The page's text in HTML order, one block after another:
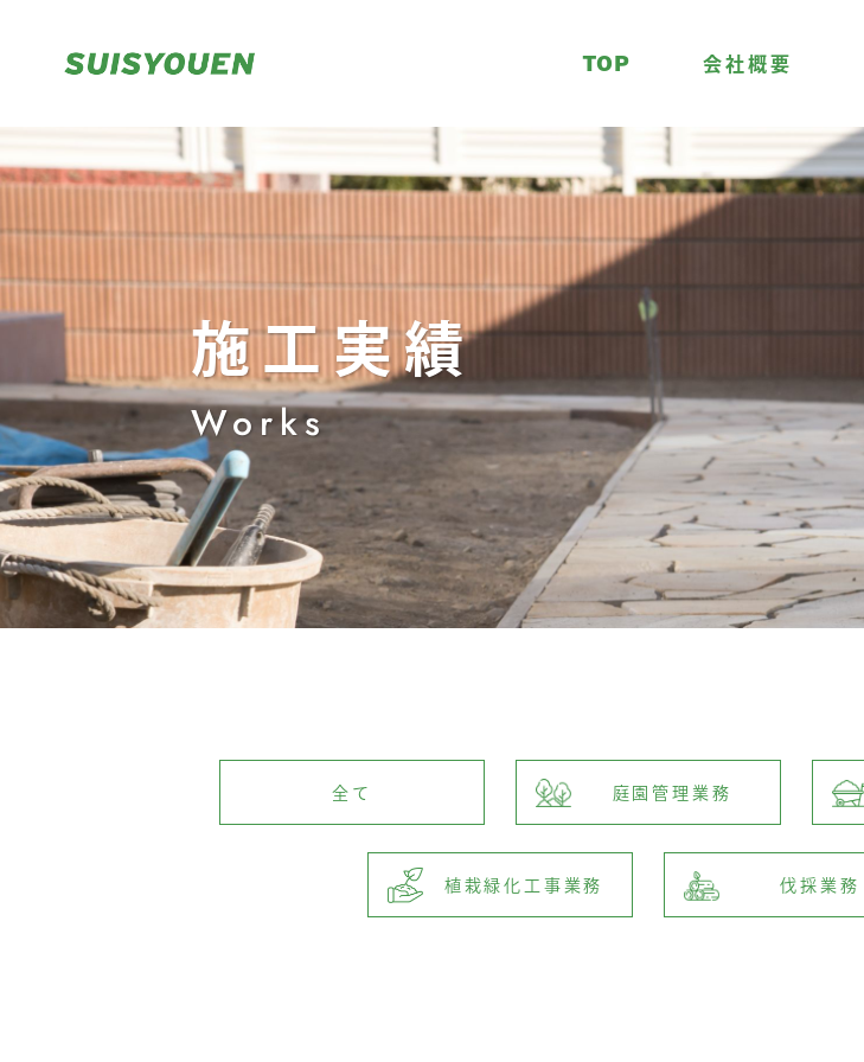
TOP 会社概要
施工実績
Works
全て 庭園管理業務
植栽緑化工事業務 伐採業務